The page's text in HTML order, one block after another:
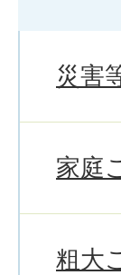
災害
家庭
粗大